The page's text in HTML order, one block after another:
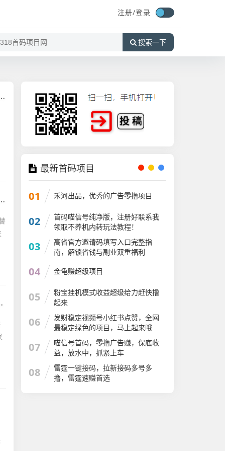
注册/登录
搜索一下
最新首码项目
01 禾河出品，优秀的广告零撸项目
02
首码喵信号纯净版，注册好联系我
领取不养机内转玩法教程！
03
高省官方邀请码填写入口完整指
南，解锁省钱与副业双重福利
04 金龟赚超级项目
05
粉宝挂机模式收益超级给力赶快撸
起来
06
发财稳定视频号小红书点赞，全网
最稳定绿色的项目，马上起来哦
07
喵信号首码，零撸广告赚，保底收
益，放水中，抓紧上车
08
雷霆一键接码，拉新接码多号多
撸，雷霆速赚首选